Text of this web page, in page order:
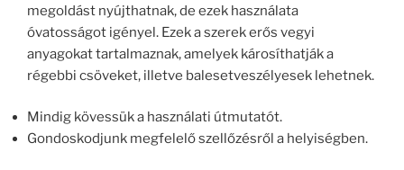
megoldást nyújthatnak, de ezek használata
óvatosságot igényel. Ezek a szerek erős vegyi
anyagokat tartalmaznak, amelyek károsíthatják a
régebbi csöveket, illetve balesetveszélyesek lehetnek.
Mindig kövessük a használati útmutatót.
Gondoskodjunk megfelelő szellőzésről a helyiségben.